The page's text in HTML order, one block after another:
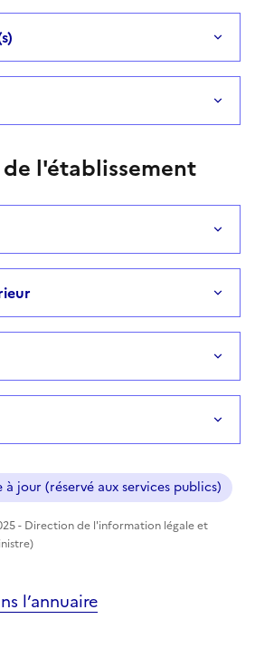
l'établissement
jour (réservé aux services publics)
- Direction de l'information légale et
l’annuaire